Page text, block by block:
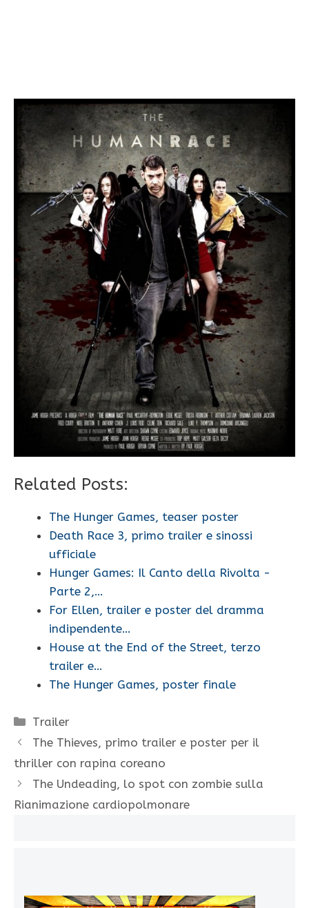
Related Posts:
The Hunger Games, teaser poster
Death Race 3, primo trailer e sinossi
ufficiale
Hunger Games: Il Canto della Rivolta -
Parte 2,…
For Ellen, trailer e poster del dramma
indipendente…
House at the End of the Street, terzo
trailer e…
The Hunger Games, poster finale
Categorie
Trailer
The Thieves, primo trailer e poster per il
thriller con rapina coreano
The Undeading, lo spot con zombie sulla
Rianimazione cardiopolmonare